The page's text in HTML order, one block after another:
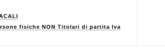
fisiche NON Titolari di partita Iva